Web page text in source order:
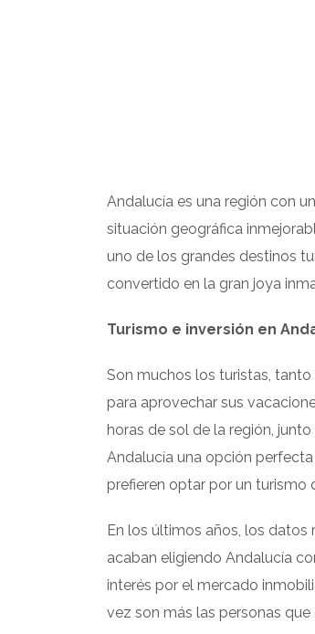
Andalucía es una región con
situación geográfica
uno de los grandes destinos
convertido en la gran joya
Turismo e inversión en
Son muchos los turistas,
para aprovechar sus
horas de sol de la región,
Andalucía una opción
prefieren optar por un turismo
En los últimos años, los datos
acaban eligiendo Andalucía
interés por el mercado
vez son más las personas